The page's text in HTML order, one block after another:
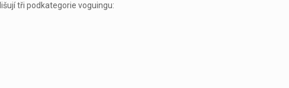
tři podkategorie voguingu: